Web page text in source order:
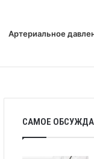
Артериальное
САМОЕ